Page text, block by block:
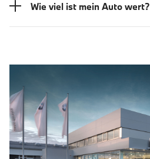
Wie viel ist mein Auto wert?